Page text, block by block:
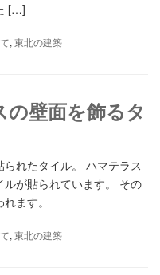
[…]
, 東北の建築
壁面を飾るタ
れたタイル。 ハマテラス
が貼られています。 その
れます。
, 東北の建築